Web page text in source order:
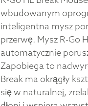
wbudowanym
inteligentna mysz
przerwę. Mysz R-Go
automatycznie
Zapobiega to
Break ma okrągły
się w naturalnej,